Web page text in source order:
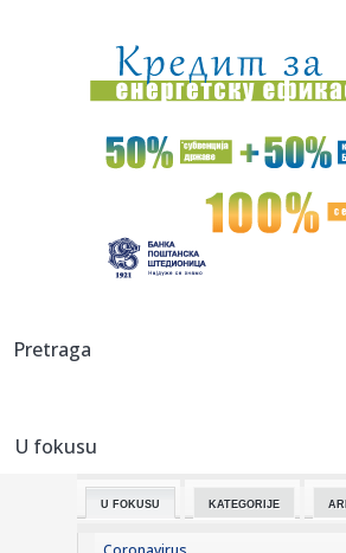
10:11:Počela specijalna operacija
barže na...
10:09:Sprema se navala: Peugeot
godine!
Novi bilans migrantske
10:08:Srbija protiv šampiona napada
NA...
10:05:
10:03: VIDEO: Ford Bronco EV
Pretraga
U fokusu
U FOKUSU KATEGORIJE